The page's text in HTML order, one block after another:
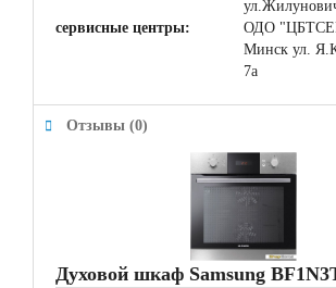
сервисные центры:
ОДО
Минск ул.
7а
Отзывы (0)
Духовой шкаф Samsung